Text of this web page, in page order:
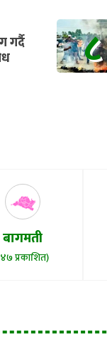
गर्दै ८
बागमती
प्रकाशित)